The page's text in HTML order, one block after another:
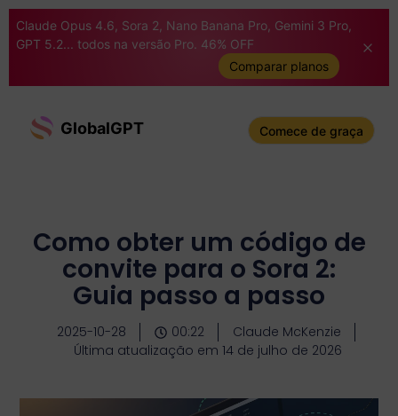
Claude Opus 4.6, Sora 2, Nano Banana Pro, Gemini 3 Pro,
GPT 5.2... todos na versão Pro. 46% OFF
Comparar planos
GlobalGPT Comece de graça
Como obter um código de
convite para o Sora 2:
Guia passo a passo
2025-10-28 00:22
Claude McKenzie
Última atualização em 14 de julho de 2026